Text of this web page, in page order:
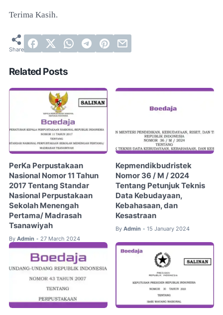
Terima Kasih.
Related Posts
PerKa Perpustakaan
Nasional Nomor 11 Tahun
2017 Tentang Standar
Nasional Perpustakaan
Sekolah Menengah
Pertama/ Madrasah
Tsanawiyah
By Admin • 27 March 2024
Kepmendikbudristek
Nomor 36 / M / 2024
Tentang Petunjuk Teknis
Data Kebudayaan,
Kebahasaan, dan
Kesastraan
By Admin • 15 January 2024